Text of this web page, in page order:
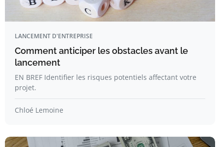
LANCEMENT D'ENTREPRISE
Comment anticiper les obstacles avant le
lancement
EN BREF Identifier les risques potentiels affectant votre
projet.
Chloé Lemoine